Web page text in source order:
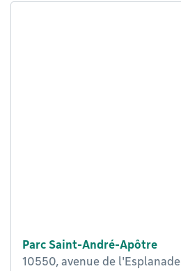
Parc Saint-André-Apôtre
10550, avenue de l'Esplanade